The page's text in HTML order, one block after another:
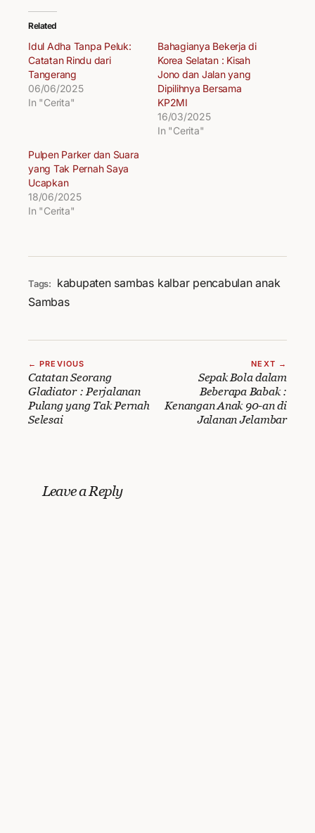
Related
Idul Adha Tanpa Peluk:
Catatan Rindu dari
Tangerang
06/06/2025
In "Cerita"
Bahagianya Bekerja di
Korea Selatan : Kisah
Jono dan Jalan yang
Dipilihnya Bersama
KP2MI
16/03/2025
In "Cerita"
Pulpen Parker dan Suara
yang Tak Pernah Saya
Ucapkan
18/06/2025
In "Cerita"
Tags: kabupaten sambas kalbar pencabulan anak
Sambas
← PREVIOUS
Catatan Seorang
Gladiator : Perjalanan
Pulang yang Tak Pernah
Selesai
NEXT →
Sepak Bola dalam
Beberapa Babak :
Kenangan Anak 90-an di
Jalanan Jelambar
Leave a Reply